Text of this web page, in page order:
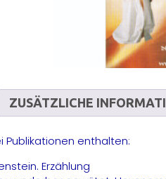
ZUSÄTZLICHE
Publikationen enthalten:
Erzählung